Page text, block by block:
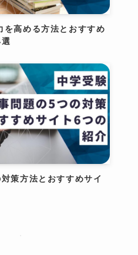
を高める方法とおすすめ
策方法とおすすめサイ